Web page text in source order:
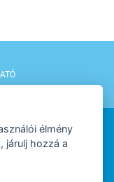
élmény
járulj hozzá a